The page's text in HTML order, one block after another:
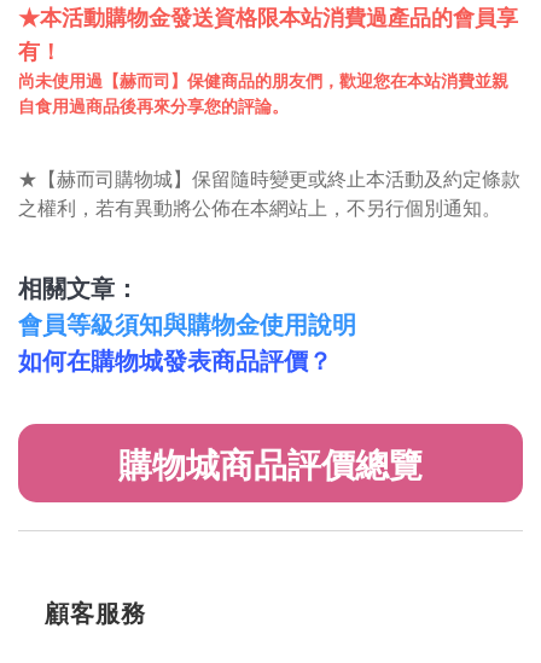
★本活動購物金發送資格限本站消費過產品的會員享
有！
尚未使用過【赫而司】保健商品的朋友們，歡迎您在本站消費並親
自食用過商品後再來分享您的評論。
★【赫而司購物城】保留隨時變更或終止本活動及約定條款
之權利，若有異動將公佈在本網站上，不另行個別通知。
相關文章：
會員等級須知與購物金使用說明
如何在購物城發表商品評價？
購物城商品評價總覽
顧客服務